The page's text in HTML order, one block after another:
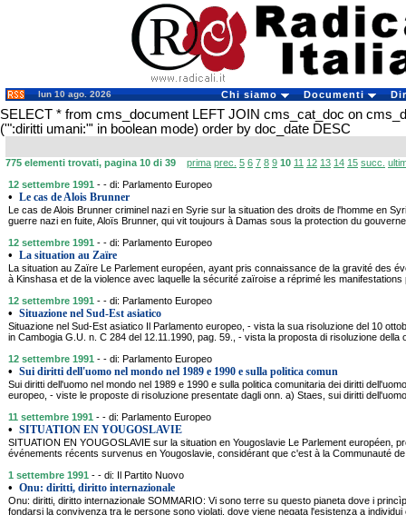
lun 10 ago. 2026 Chi siamo Documenti
SELECT * from cms_document LEFT JOIN cms_cat_doc on
('":diritti umani:"' in boolean mode) order by doc_date DESC
775 elementi trovati, pagina 10 di 39 prima prec. 5 6 7 8 9 10 11 12 13 14 15 succ.
12 settembre 1991 - - di: Parlamento Europeo
• Le cas de Alois Brunner
Le cas de Alois Brunner criminel nazi en Syrie sur la situation des droits de l'homme en
guerre nazi en fuite, Aloïs Brunner, qui vit toujours à Damas sous la protection du
12 settembre 1991 - - di: Parlamento Europeo
• La situation au Zaïre
La situation au Zaïre Le Parlement européen, ayant pris connaissance de la gravité des
à Kinshasa et de la violence avec laquelle la sécurité zaïroise a réprimé les manifestations
12 settembre 1991 - - di: Parlamento Europeo
• Situazione nel Sud-Est asiatico
Situazione nel Sud-Est asiatico Il Parlamento europeo, - vista la sua risoluzione del 10
in Cambogia G.U. n. C 284 del 12.11.1990, pag. 59., - vista la proposta di risoluzione della
12 settembre 1991 - - di: Parlamento Europeo
• Sui diritti dell'uomo nel mondo nel 1989 e 1990 e sulla politica comun
Sui diritti dell'uomo nel mondo nel 1989 e 1990 e sulla politica comunitaria dei diritti
europeo, - viste le proposte di risoluzione presentate dagli onn. a) Staes, sui diritti
11 settembre 1991 - - di: Parlamento Europeo
• SITUATION EN YOUGOSLAVIE
SITUATION EN YOUGOSLAVIE sur la situation en Yougoslavie Le Parlement européen,
événements récents survenus en Yougoslavie, considérant que c'est à la Communauté
1 settembre 1991 - - di: Il Partito Nuovo
• Onu: diritti, diritto internazionale
Onu: diritti, diritto internazionale SOMMARIO: Vi sono terre su questo pianeta dove i
fondarsi la convivenza tra le persone sono violati, dove viene negata l'esistenza a individui